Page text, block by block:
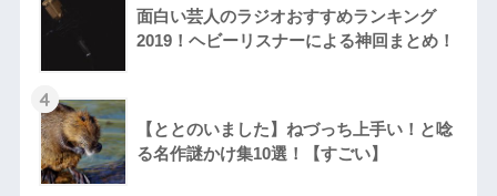
面白い芸人のラジオおすすめランキング
2019！ヘビーリスナーによる神回まとめ！
4
【ととのいました】ねづっち上手い！と唸
る名作謎かけ集10選！【すごい】